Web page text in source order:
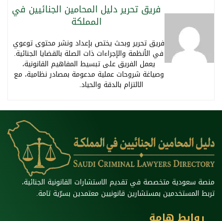
فريق تحرير دليل المحامين الجنائيين في
المملكة
فريق تحرير وبحث يختص بإعداد ونشر محتوى توعوي
في الأنظمة والإجراءات ذات الصلة بالقضايا الجنائية.
يعمل الفريق على تبسيط المفاهيم القانونية،
وصياغة شروحات عملية مدعومة بمصادر نظامية، مع
الالتزام بالدقة والحياد.
منصة سعودية متخصصة في تقديم الاستشارات القانونية الجنائية،
تربط المستخدمين بمستشارين قانونيين معتمدين بسرّية تامة.